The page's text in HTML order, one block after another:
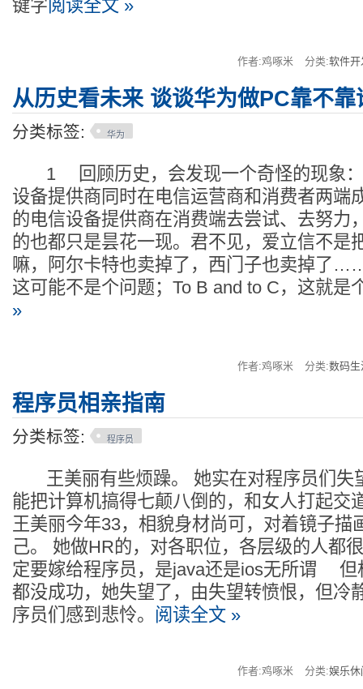
键字阅读全文 »
作者:鸡啄米 分类:软件开
从历史看未来 谈谈华为做PC靠不靠
分类标签: 华为
1 回顾历史，会发现一个奇怪的现象：
设备提供商同时在电信运营商和消费者两端
的电信设备提供商在消费端去尝试、去努力
的也都只是昙花一现。君不见，爱立信不是
嘛，阿尔卡特也卖掉了，西门子也卖掉了
这可能不是个问题；To B and to C，这就是
»
作者:鸡啄米 分类:数码生
程序员相亲指南
分类标签: 程序员
王美丽有些烦躁。 她实在对程序员们失
能把计算机搞得七颠八倒的，和女人打
王美丽今年33，相貌身材尚可，对着镜子描
己。 她做HR的，对各职位，各层级的人都
定要嫁给程序员，是java还是ios无所谓 但
都没成功，她失望了，由失望转愤恨，但冷
序员们感到悲怜。 阅读全文 »
作者:鸡啄米 分类:娱乐休